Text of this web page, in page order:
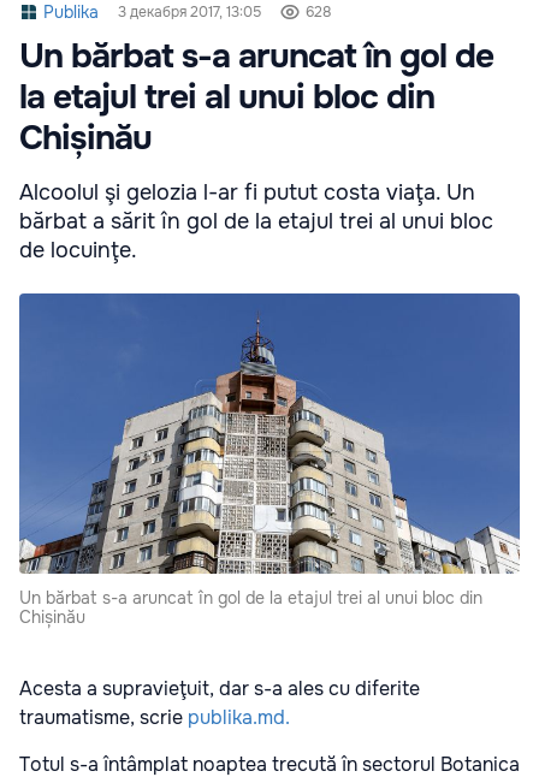
Publika 3 декабря 2017, 13:05 628
Un bărbat s-a aruncat în gol de
la etajul trei al unui bloc din
Chișinău
Alcoolul şi gelozia l-ar fi putut costa viaţa. Un
bărbat a sărit în gol de la etajul trei al unui bloc
de locuinţe.
Un bărbat s-a aruncat în gol de la etajul trei al unui bloc din
Chișinău
Acesta a supravieţuit, dar s-a ales cu diferite
traumatisme, scrie publika.md.
Totul s-a întâmplat noaptea trecută în sectorul Botanica